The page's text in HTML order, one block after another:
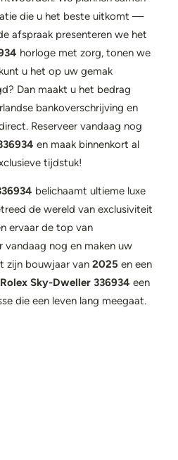
die u het beste uitkomt —
afspraak presenteren we het
horloge met zorg, tonen we
u het op uw gemak
Dan maakt u het bedrag
bankoverschrijving en
Reserveer vandaag nog
en maak binnenkort al
tijdstuk!
belichaamt ultieme luxe
de wereld van exclusiviteit
ervaar de top van
vandaag nog en maken uw
zijn bouwjaar van 2025 en een
Rolex Sky-Dweller 336934 een
die een leven lang meegaat.